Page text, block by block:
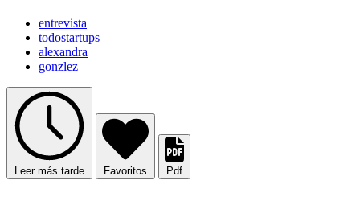
entrevista
todostartups
alexandra
gonzlez
Leer más tarde Favoritos Pdf